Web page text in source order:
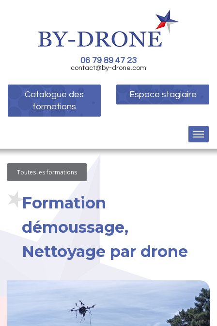
06 79 89 47 23
contact@by-drone.com
Catalogue des
formations
Espace stagiaire
Toutes les formations
Formation
démoussage,
Nettoyage par drone